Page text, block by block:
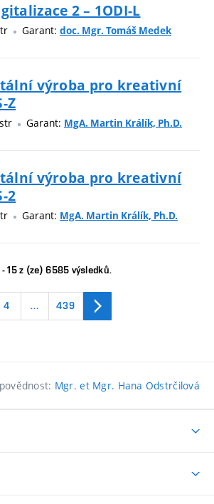
2 – 1ODI-L
Garant: doc. Mgr. Tomáš Medek
výroba pro kreativní
Z
Garant: MgA. Martin Králík, Ph.D.
výroba pro kreativní
2
Garant: MgA. Martin Králík, Ph.D.
15 z (ze) 6585 výsledků.
4 … 439
Mgr. et Mgr. Hana Odstrčilová